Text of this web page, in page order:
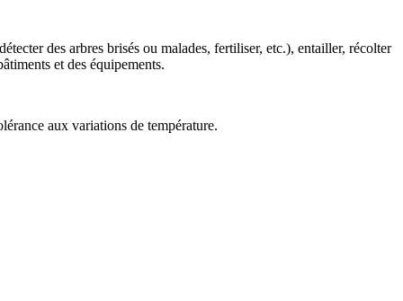
des arbres brisés ou malades, fertiliser, etc.), entailler, récolter
et des équipements.
aux variations de température.